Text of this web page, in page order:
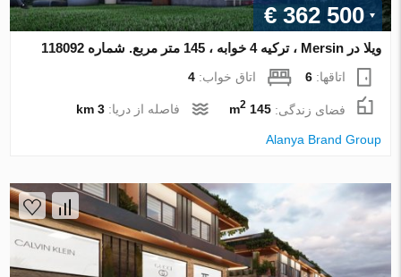
€ 362 500
ویلا در Mersin ، ترکیه 4 خوابه ، 145 متر مربع. شماره 118092
اتاقها:6 اتاق خواب:4
فضای زندگی:145 m
2 فاصله از دریا:3 km
Alanya Brand Group